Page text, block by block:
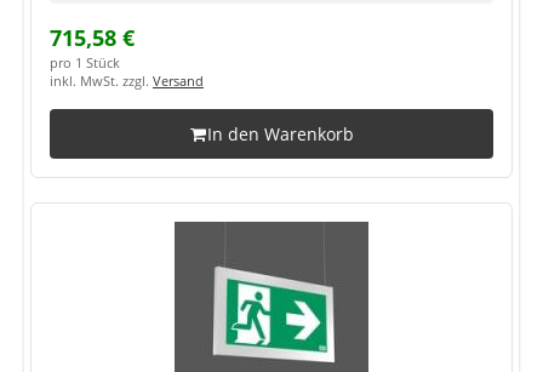
715,58 €
pro 1 Stück
inkl. MwSt. zzgl. Versand
In den Warenkorb